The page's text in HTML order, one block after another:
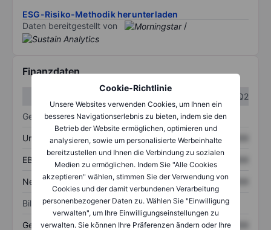
Cookie-Richtlinie
Unsere Websites verwenden Cookies, um Ihnen ein
besseres Navigationserlebnis zu bieten, indem sie den
Betrieb der Website ermöglichen, optimieren und
analysieren, sowie um personalisierte Werbeinhalte
bereitzustellen und Ihnen die Verbindung zu sozialen
Medien zu ermöglichen. Indem Sie "Alle Cookies
akzeptieren" wählen, stimmen Sie der Verwendung von
Cookies und der damit verbundenen Verarbeitung
personenbezogener Daten zu. Wählen Sie "Einwilligung
verwalten", um Ihre Einwilligungseinstellungen zu
verwalten. Sie können Ihre Präferenzen ändern oder Ihre
ESG-Risiko-Methodik herunterladen
Daten bereitgestellt von
/
Finanzdaten
Q2
Gewinn- und Verlustrechnung
Umsatz XXXXXXX XXXXXXX
EBITDA XXXXXXX
Nettoeinkommen XXXXXXX XXXXXXX
Bilanz
Gesamtvermögen XXXXXXX XXXXXXX